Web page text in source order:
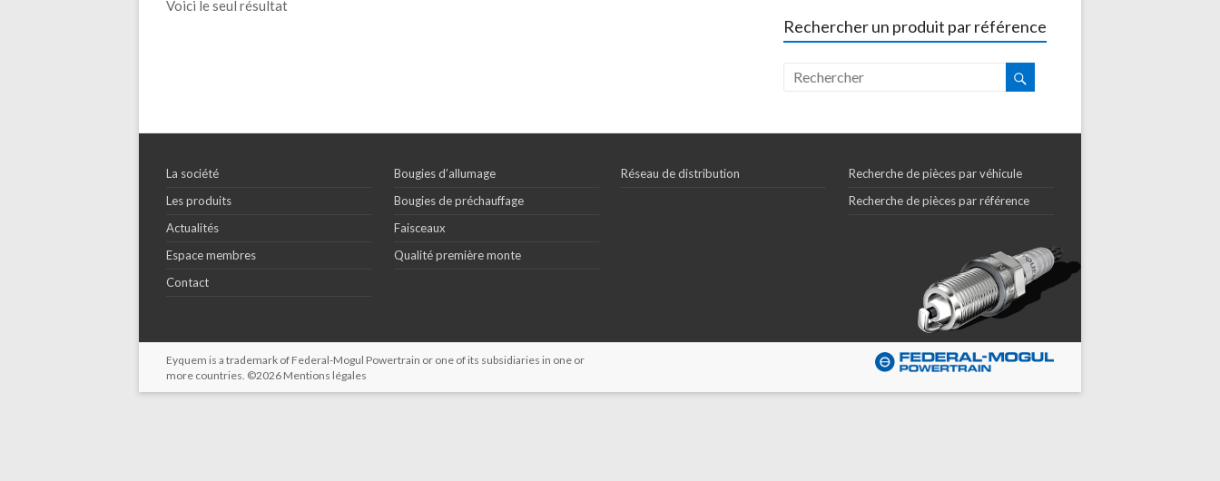
Voici le seul résultat
Rechercher un produit par référence
La société
Les produits
Actualités
Espace membres
Contact
Bougies d’allumage
Bougies de préchauffage
Faisceaux
Qualité première monte
Réseau de distribution
Recherche de pièces par véhicule
Recherche de pièces par référence
Eyquem is a trademark of Federal-Mogul Powertrain or one of its subsidiaries in one or
more countries. ©2026 Mentions légales